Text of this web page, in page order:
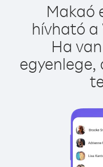
Makaó
hívható
Ha
egyenlege,